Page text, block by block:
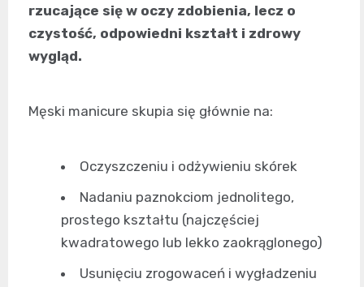
rzucające się w oczy zdobienia, lecz o
czystość, odpowiedni kształt i zdrowy
wygląd.
Męski manicure skupia się głównie na:
Oczyszczeniu i odżywieniu skórek
Nadaniu paznokciom jednolitego,
prostego kształtu (najczęściej
kwadratowego lub lekko zaokrąglonego)
Usunięciu zrogowaceń i wygładzeniu